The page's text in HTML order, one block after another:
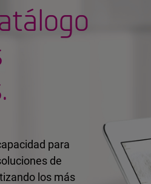
para
de
los más